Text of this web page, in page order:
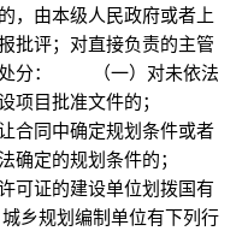
，由本级人民政府或者上
批评；对直接负责的主管
处分： （一）对未依法
设项目批准文件的；
合同中确定规划条件或者
法确定的规划条件的；
可证的建设单位划拨国有
规划编制单位有下列行